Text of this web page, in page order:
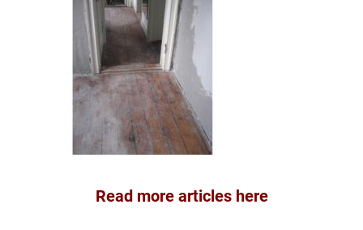
Read more articles here